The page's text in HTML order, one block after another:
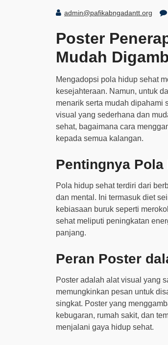
admin@pafikabngadantt.org
Poster
Mudah
Mengadopsi pola hidup sehat
kesejahteraan. Namun, untuk
menarik serta mudah dipahami
visual yang sederhana dan
sehat, bagaimana cara
kepada semua kalangan.
Pentingnya Pola
Pola hidup sehat terdiri dari
dan mental. Ini termasuk diet
kebiasaan buruk seperti
sehat meliputi peningkatan
panjang.
Peran Poster
Poster adalah alat visual yang
memungkinkan pesan untuk
singkat. Poster yang
kebugaran, rumah sakit, dan
menjalani gaya hidup sehat.